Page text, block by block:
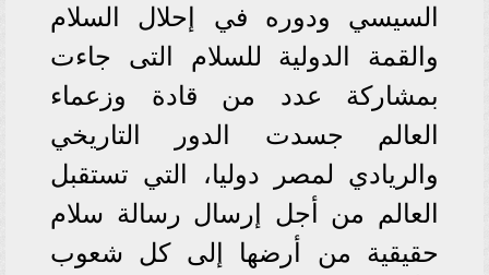
السيسي ودوره في إحلال السلام
والقمة الدولية للسلام التى جاءت
بمشاركة عدد من قادة وزعماء
العالم جسدت الدور التاريخي
والريادي لمصر دوليا، التي تستقبل
العالم من أجل إرسال رسالة سلام
حقيقية من أرضها إلى كل شعوب